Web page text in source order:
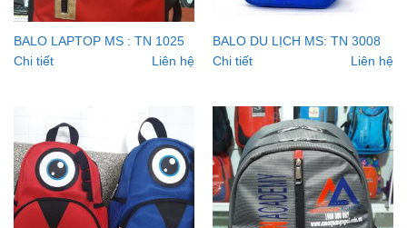
BALO LAPTOP MS : TN 1025
Chi tiết
Liên hệ
BALO DU LỊCH MS: TN 3008
Chi tiết
Liên hệ